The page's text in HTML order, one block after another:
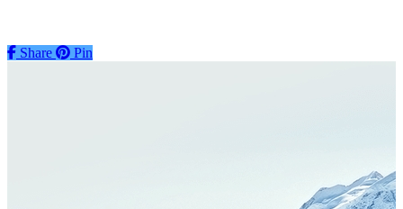
Share
Share Pin